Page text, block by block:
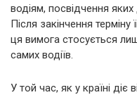
водіям, посвідчення
Після закінчення
ця вимога стосується
самих водіїв.
У той час, як у країні діє